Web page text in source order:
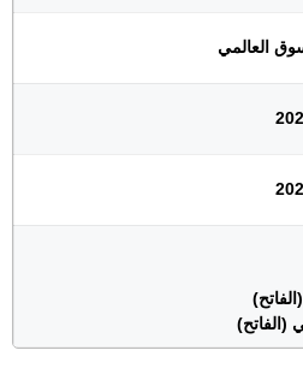
العالمي
(الفاتح)